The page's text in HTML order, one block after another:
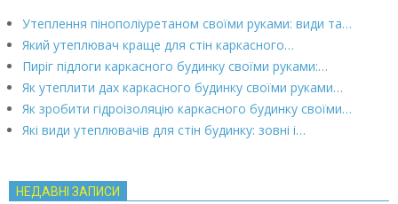
Утеплення пінополіуретаном своїми руками: види та…
Який утеплювач краще для стін каркасного…
Пиріг підлоги каркасного будинку своїми руками:…
Як утеплити дах каркасного будинку своїми руками…
Як зробити гідроізоляцію каркасного будинку своїми…
Які види утеплювачів для стін будинку: зовні і…
НЕДАВНІ ЗАПИСИ